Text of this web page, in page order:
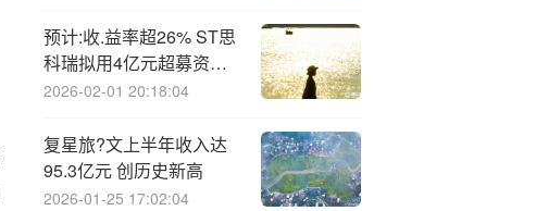
预计:收.益率超26% ST思
科瑞拟用4亿元超募资金
增资控股子公司，投建航
2026-02-01 20:18:04
复星旅?文上半年收入达
95.3亿元 创历史新高
2026-01-25 17:02:04